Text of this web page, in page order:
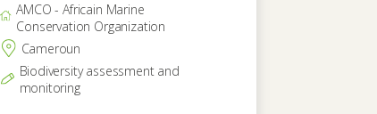
AMCO - Africain Marine
Conservation Organization
Cameroun
Biodiversity assessment and
monitoring